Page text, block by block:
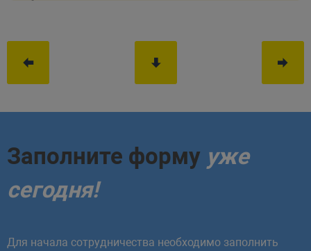
Заполните форму уже
сегодня!
Для начала сотрудничества необходимо заполнить